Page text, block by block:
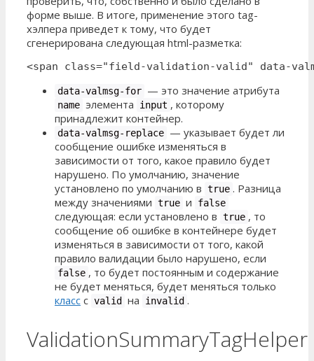
форме выше. В итоге, применение этого tag-
хэлпера приведет к тому, что будет
сгенерирована следующая html-разметка:
<span class="field-validation-valid" data-
data-valmsg-for — это значение атрибута
name элемента input , которому
принадлежит контейнер.
data-valmsg-replace — указывает будет ли
сообщение ошибке изменяться в
зависимости от того, какое правило будет
нарушено. По умолчанию, значение
установлено по умолчанию в true . Разница
между значениями true и false
следующая: если установлено в true , то
сообщение об ошибке в контейнере будет
изменяться в зависимости от того, какой
правило валидации было нарушено, если
false , то будет постоянным и содержание
не будет меняться, будет меняться только
класс с valid на invalid .
ValidationSummaryTagHelper